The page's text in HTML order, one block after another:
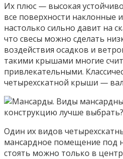
Их плюс — высокая
все поверхности наклонные
настолько сильно давит на
что свесы можно сделать
воздействия осадков и
такими крышами многие
привлекательными.
четырехскатной крыши —
Один их видов
мансардное помещение под
стоять можно только в